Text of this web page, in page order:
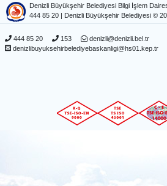
Denizli Büyükşehir Belediyesi Bilgi İşlem
444 85 20 | Denizli Büyükşehir Belediyesi ©
444 85 20 153
denizli@denizli.bel.tr
denizlibuyuksehirbelediyebaskanligi@hs01.kep.tr